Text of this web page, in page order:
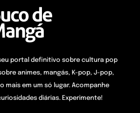
portal definitivo sobre cultura pop
animes, mangás, K-pop, J-pop,
mais em um só lugar. Acompanhe
diárias. Experimente!